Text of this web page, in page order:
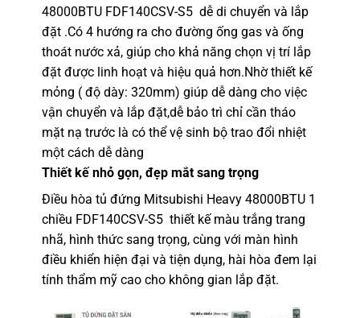
48000BTU FDF140CSV-S5 dễ di chuyển và lắp
đặt .Có 4 hướng ra cho đường ống gas và ống
thoát nước xả, giúp cho khả năng chọn vị trí lắp
đặt được linh hoạt và hiệu quả hơn.Nhờ thiết kế
mỏng ( độ dày: 320mm) giúp dễ dàng cho việc
vận chuyển và lắp đặt,dễ bảo trì chỉ cần tháo
mặt nạ trước là có thể vệ sinh bộ trao đổi nhiệt
một cách dễ dàng
Thiết kế nhỏ gọn, đẹp mắt sang trọng
Điều hòa tủ đứng Mitsubishi Heavy 48000BTU 1
chiều FDF140CSV-S5 thiết kế màu trắng trang
nhã, hình thức sang trọng, cùng với màn hình
điều khiển hiện đại và tiện dụng, hài hòa đem lại
tính thẩm mỹ cao cho không gian lắp đặt.